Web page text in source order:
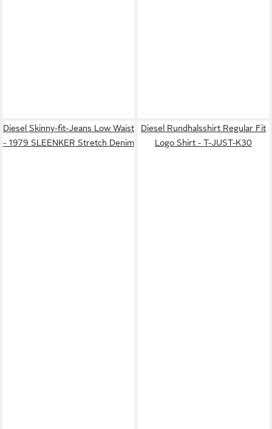
Diesel Skinny-fit-Jeans Low Waist
- 1979 SLEENKER Stretch Denim
Diesel Rundhalsshirt Regular Fit
Logo Shirt - T-JUST-K30